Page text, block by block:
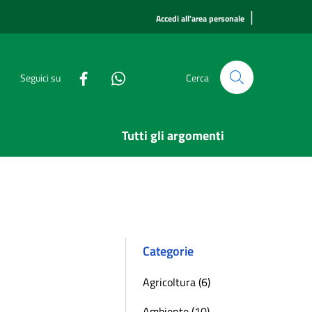
Accedi all'area personale |
Seguici su Cerca
Tutti gli argomenti
Categorie
Agricoltura (6)